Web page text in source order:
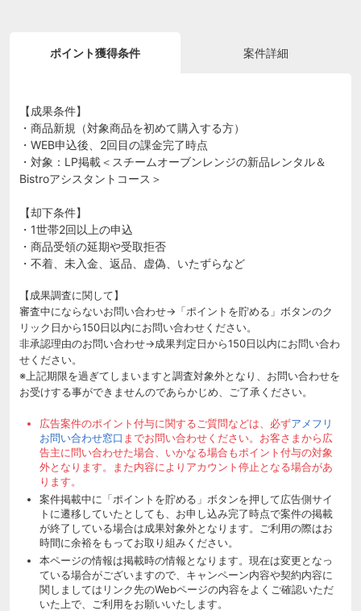
ポイント獲得条件 案件詳細
【成果条件】
・商品新規（対象商品を初めて購入する方）
・WEB申込後、2回目の課金完了時点
・対象：LP掲載＜スチームオーブンレンジの新品レンタル＆
Bistroアシスタントコース＞
【却下条件】
・1世帯2回以上の申込
・商品受領の延期や受取拒否
・不着、未入金、返品、虚偽、いたずらなど
【成果調査に関して】
審査中にならないお問い合わせ→「ポイントを貯める」ボタンのク
リック日から150日以内にお問い合わせください。
非承認理由のお問い合わせ→成果判定日から150日以内にお問い合わ
せください。
※上記期限を過ぎてしまいますと調査対象外となり、お問い合わせを
お受けする事ができませんのであらかじめ、ご了承ください。
広告案件のポイント付与に関するご質問などは、必ずアメフリ
お問い合わせ窓口 までお問い合わせください。お客さまから広
告主に問い合わせた場合、いかなる場合もポイント付与の対象
外となります。また内容によりアカウント停止となる場合があ
ります。
案件掲載中に「ポイントを貯める」ボタンを押して広告側サイ
トに遷移していたとしても、お申し込み完了時点で案件の掲載
が終了している場合は成果対象外となります。ご利用の際はお
時間に余裕をもってお取り組みください。
本ページの情報は掲載時の情報となります。現在は変更となっ
ている場合がございますので、キャンペーン内容や契約内容に
関しましてはリンク先のWebページの内容をよくご確認いただ
いた上で、ご利用をお願いいたします。